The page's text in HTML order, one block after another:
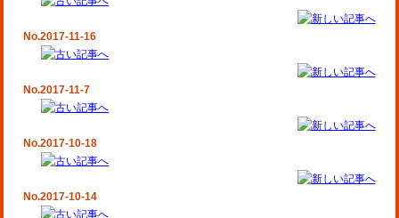
No.2017-11-16
No.2017-11-7
No.2017-10-18
No.2017-10-14